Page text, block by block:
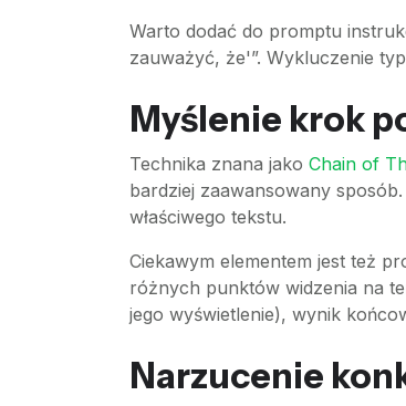
Warto dodać do promptu
zauważyć, że'”. Wykluczenie
Myślenie krok
Technika znana jako Chain of
bardziej zaawansowany
właściwego tekstu.
Ciekawym elementem jest też
różnych punktów widzenia na
jego wyświetlenie), wynik
Narzucenie